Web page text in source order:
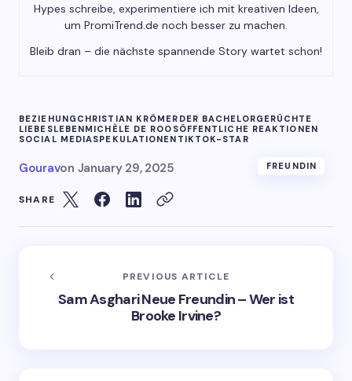
Hypes schreibe, experimentiere ich mit kreativen Ideen,
um PromiTrend.de noch besser zu machen.
Bleib dran – die nächste spannende Story wartet schon!
BEZIEHUNG CHRISTIAN KRÖMER DER BACHELORGERÜCHTE
LIEBESLEBENMICHÈLE DE ROOSÖFFENTLICHE REAKTIONEN
SOCIAL MEDIA SPEKULATIONEN TIKTOK-STAR
Gouravon January 29, 2025 FREUNDIN
SHARE
PREVIOUS ARTICLE
Sam Asghari Neue Freundin – Wer ist
Brooke Irvine?